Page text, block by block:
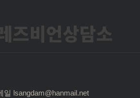
즈비언상담소
일 lsangdam@hanmail.net